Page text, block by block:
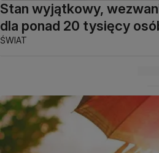
Stan wyjątkowy,
dla ponad 20 tysięcy
ŚWIAT